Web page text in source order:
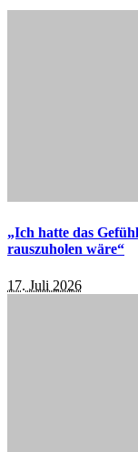
„Ich hatte das
rauszuholen wäre“
17. Juli 2026